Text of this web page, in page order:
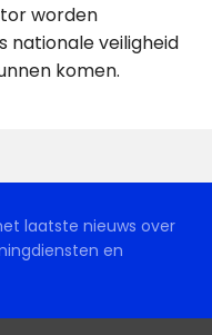
worden
nationale veiligheid
komen.
laatste nieuws over
en